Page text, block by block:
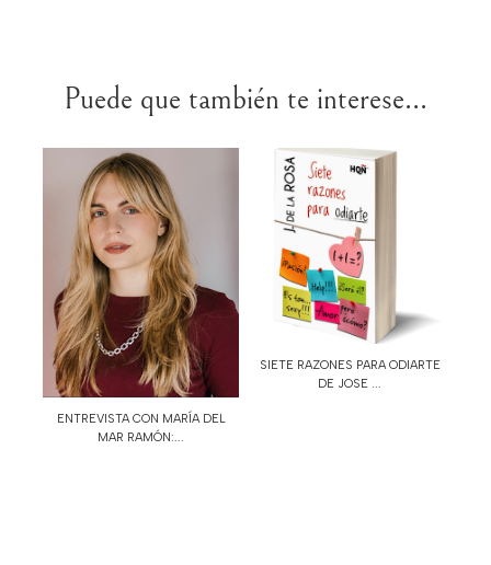
Puede que también te interese...
ENTREVISTA CON MARÍA DEL
MAR RAMÓN:...
SIETE RAZONES PARA ODIARTE
DE JOSE ...